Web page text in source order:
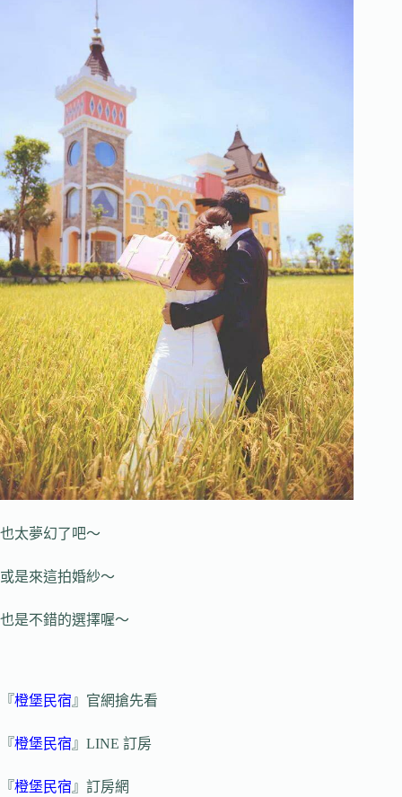
也太夢幻了吧～
或是來這拍婚紗～
也是不錯的選擇喔～
『橙堡民宿 』官網搶先看
『橙堡民宿 』LINE 訂房
『橙堡民宿 』訂房網